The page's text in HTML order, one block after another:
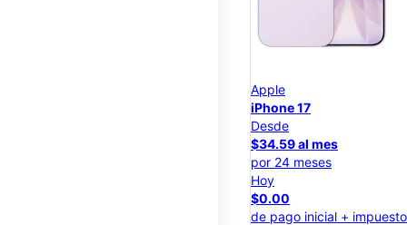
Apple
iPhone 17
Desde
$34.59 al mes
por 24 meses
Hoy
$0.00
de pago inicial +